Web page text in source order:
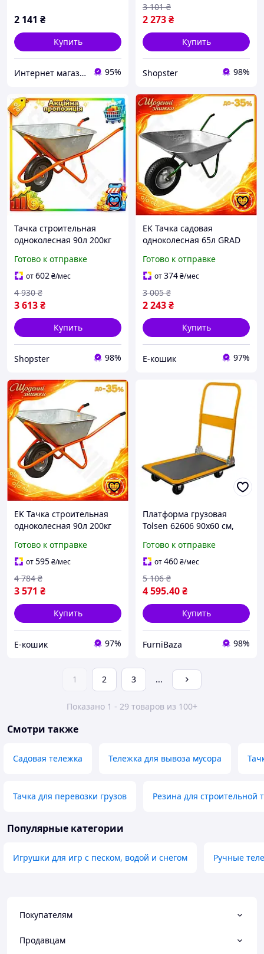
2 141 ₴
Купить
Интернет магазин - Маркет 95%
2 273₴
3 101 ₴
Купить
Shopster 98%
Тачка строительная
одноколесная 90л 200кг
ЧАСТЕЙ) FLORA (5056464)
Готово к отправке
от602₴/мес
3 613₴
4 930 ₴
Купить
Shopster 98%
EK Тачка садовая
одноколесная 65л GRAD
садовых работ и
перевозки материалов
тачка HFX17_E
Готово к отправке
от374₴/мес
2 243₴
3 005 ₴
Купить
Е-кошик 97%
EK Тачка строительная
одноколесная 90л 200кг
перевозки материалов
садовая те HFX17_E
Готово к отправке
от595₴/мес
3 571 ₴
4 784 ₴
Купить
Е-кошик 97%
Платформа грузовая
Tolsen 62606 90х60 см,
тачка для перевозки
грузов, садовая тачка,
тележка для склада
Готово к отправке
от460₴/мес
4 595.40₴
5 106 ₴
Купить
FurniBaza 98%
1 2 3 ...
Показано 1 - 29 товаров из 100+
Смотри также
Садовая тележка Тележка для вывоза мусора
Тачка для перевозки грузов Резина для строительной
Популярные категории
Игрушки для игр с песком, водой и снегом Ручные
Покупателям
Продавцам